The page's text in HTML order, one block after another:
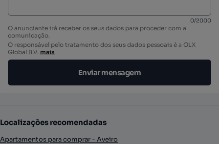
0/2000
O anunciante irá receber os seus dados para proceder com a
comunicação.
O responsável pelo tratamento dos seus dados pessoais é a OLX
Global B.V. mais
Enviar mensagem
Localizações recomendadas
Apartamentos para comprar - Aveiro